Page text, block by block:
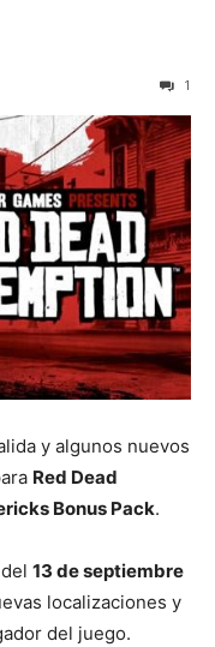
1
y algunos nuevos
Red Dead
Bonus Pack.
13 de septiembre
localizaciones y
del juego.